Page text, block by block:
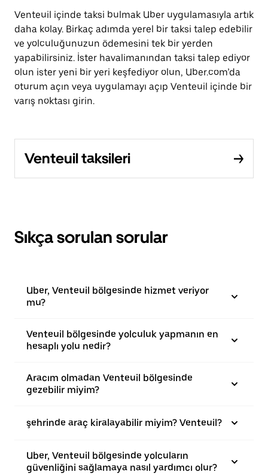
Venteuil içinde taksi bulmak Uber uygulamasıyla artık
daha kolay. Birkaç adımda yerel bir taksi talep edebilir
ve yolculuğunuzun ödemesini tek bir yerden
yapabilirsiniz. İster havalimanından taksi talep ediyor
olun ister yeni bir yeri keşfediyor olun, Uber.com’da
oturum açın veya uygulamayı açıp Venteuil içinde bir
varış noktası girin.
Venteuil taksileri
Sıkça sorulan sorular
Uber, Venteuil bölgesinde hizmet veriyor
mu?
Venteuil bölgesinde yolculuk yapmanın en
hesaplı yolu nedir?
Aracım olmadan Venteuil bölgesinde
gezebilir miyim?
şehrinde araç kiralayabilir miyim? Venteuil?
Uber, Venteuil bölgesinde yolcuların
güvenliğini sağlamaya nasıl yardımcı olur?